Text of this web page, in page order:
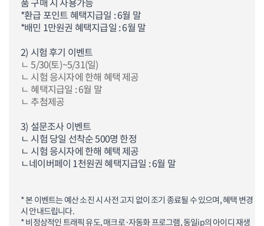
품 구매 시 사용가능
*환급 포인트 혜택지급일 : 6월 말
*배민 1만원권 혜택지급일 : 6월 말
2) 시험 후기 이벤트
ㄴ 5/30(토)~5/31(일)
ㄴ 시험 응시자에 한해 혜택 제공
ㄴ 혜택지급일 : 6월 말
ㄴ 추첨제공
3) 설문조사 이벤트
ㄴ 시험 당일 선착순 500명 한정
ㄴ 시험 응시자에 한해 혜택 제공
ㄴ네이버페이 1천원권 혜택지급일 : 6월 말
* 본 이벤트는 예산 소진 시 사전 고지 없이 조기 종료될 수 있으며, 혜택 변경
시 안내드립니다.
* 비정상적인 트래픽 유도, 매크로·자동화 프로그램, 동일ip의 아이디 재생